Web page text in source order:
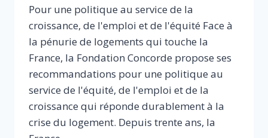
Pour une politique au service de la
croissance, de l'emploi et de l'équité Face à
la pénurie de logements qui touche la
France, la Fondation Concorde propose ses
recommandations pour une politique au
service de l'équité, de l'emploi et de la
croissance qui réponde durablement à la
crise du logement. Depuis trente ans, la